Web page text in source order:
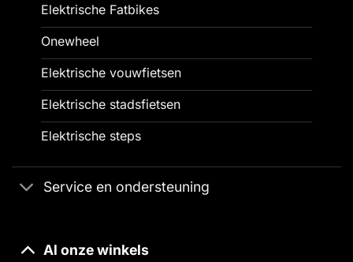
Elektrische Fatbikes
Onewheel
Elektrische vouwfietsen
Elektrische stadsfietsen
Elektrische steps
Service en ondersteuning
Al onze winkels